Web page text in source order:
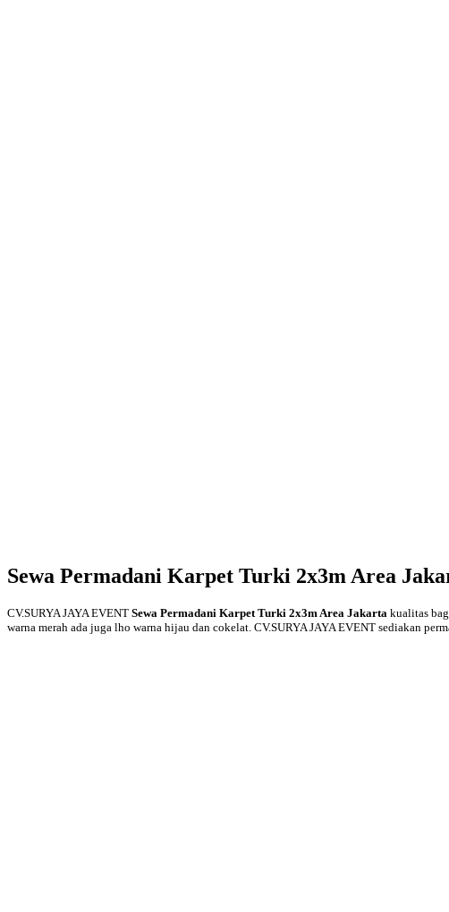
Sewa Permadani Karpet Turki 2x3m Area
CV.SURYA JAYA EVENT Sewa Permadani Karpet Turki 2x3m Area Jakarta kualitas
warna merah ada juga lho warna hijau dan cokelat. CV.SURYA JAYA EVENT sediakan